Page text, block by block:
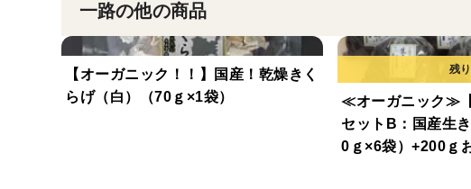
一路の他の商品
【オーガニック！！】国産！乾燥きく
らげ（白）（70ｇ×1袋）
≪オーガニック≫
セットB：国産生
0ｇ×6袋）+200ｇ